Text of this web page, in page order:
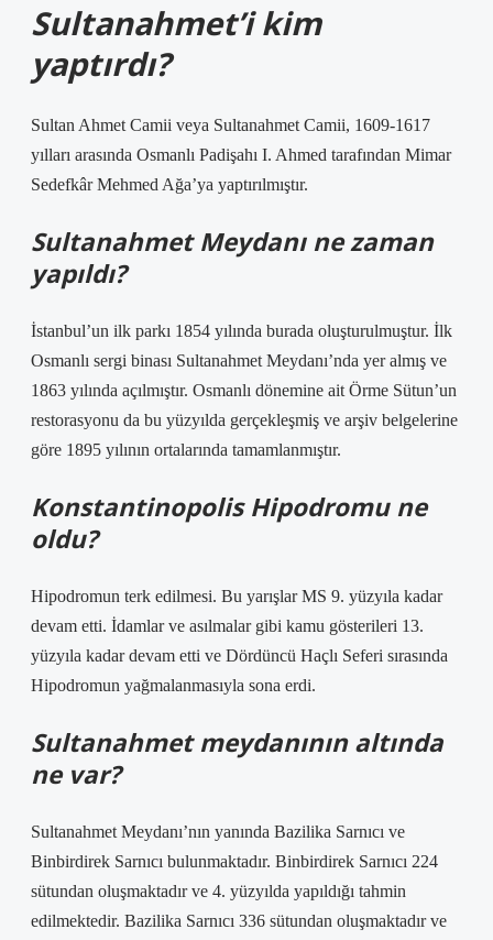
Sultanahmet’i kim
yaptırdı?
Sultan Ahmet Camii veya Sultanahmet Camii, 1609-1617
yılları arasında Osmanlı Padişahı I. Ahmed tarafından Mimar
Sedefkâr Mehmed Ağa’ya yaptırılmıştır.
Sultanahmet Meydanı ne zaman
yapıldı?
İstanbul’un ilk parkı 1854 yılında burada oluşturulmuştur. İlk
Osmanlı sergi binası Sultanahmet Meydanı’nda yer almış ve
1863 yılında açılmıştır. Osmanlı dönemine ait Örme Sütun’un
restorasyonu da bu yüzyılda gerçekleşmiş ve arşiv belgelerine
göre 1895 yılının ortalarında tamamlanmıştır.
Konstantinopolis Hipodromu ne
oldu?
Hipodromun terk edilmesi. Bu yarışlar MS 9. yüzyıla kadar
devam etti. İdamlar ve asılmalar gibi kamu gösterileri 13.
yüzyıla kadar devam etti ve Dördüncü Haçlı Seferi sırasında
Hipodromun yağmalanmasıyla sona erdi.
Sultanahmet meydanının altında
ne var?
Sultanahmet Meydanı’nın yanında Bazilika Sarnıcı ve
Binbirdirek Sarnıcı bulunmaktadır. Binbirdirek Sarnıcı 224
sütundan oluşmaktadır ve 4. yüzyılda yapıldığı tahmin
edilmektedir. Bazilika Sarnıcı 336 sütundan oluşmaktadır ve